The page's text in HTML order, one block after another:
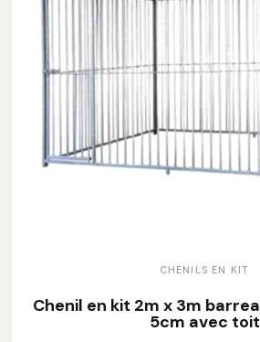
CHENILS EN KIT
Chenil en kit 2m x 3m
5cm avec toit